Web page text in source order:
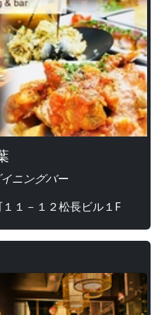
ニングバー
１－１２松長ビル１F